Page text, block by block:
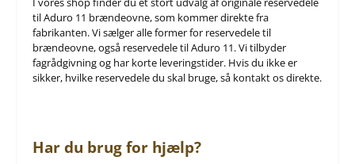
til Aduro 11 brændeovne, som kommer direkte fra
fabrikanten. Vi sælger alle former for reservedele til
brændeovne, også reservedele til Aduro 11. Vi tilbyder
fagrådgivning og har korte leveringstider. Hvis du ikke er
sikker, hvilke reservedele du skal bruge, så kontakt os direkte.
Har du brug for hjælp?